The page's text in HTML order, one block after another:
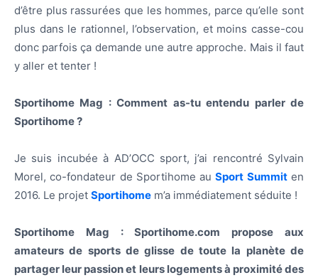
d’être plus rassurées que les hommes, parce qu’elle sont
plus dans le rationnel, l’observation, et moins casse-cou
donc parfois ça demande une autre approche. Mais il faut
y aller et tenter !
Sportihome Mag : Comment as-tu entendu parler de
Sportihome ?
Je suis incubée à AD’OCC sport, j’ai rencontré Sylvain
Morel, co-fondateur de Sportihome auSport Summiten
2016. Le projet Sportihome m’a immédiatement séduite !
Sportihome Mag : Sportihome.com propose aux
amateurs de sports de glisse de toute la planète de
partager leur passion et leurs logements à proximité des